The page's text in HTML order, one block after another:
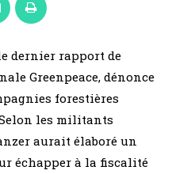
dernier rapport de
Greenpeace, dénonce
forestières
les militants
aurait élaboré un
échapper à la fiscalité